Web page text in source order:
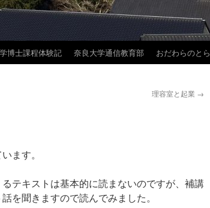
博士課程体験記 奈良大学通信教育部 おだわらのとら
理容室と起業 →
ます。
テキストは基本的に読まないのですが、補講
を聞きますので読んでみました。